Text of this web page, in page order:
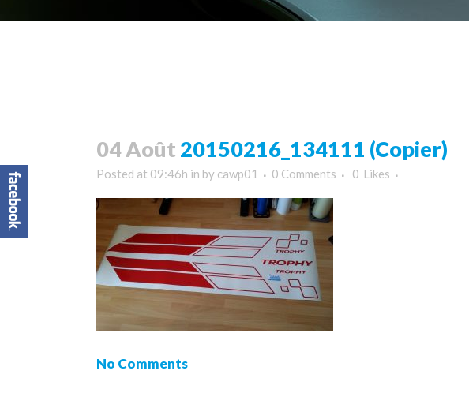
04 Août 20150216_134111 (Copier)
Posted at 09:46h in by cawp01 0 Comments 0 Likes
No Comments